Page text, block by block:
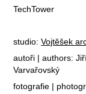
TechTower
studio:Vojtěšek
autoři | authors:
Varvařovský
fotografie |